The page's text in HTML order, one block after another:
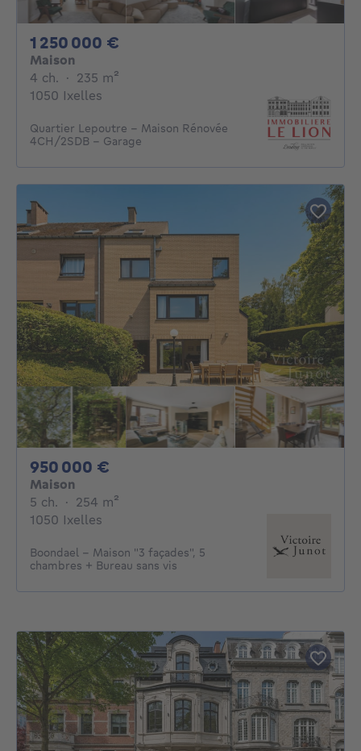
1 250 000 €
Maison
4 ch. 4 chambres
· 235 m²
1050 Ixelles
Quartier Lepoutre – Maison Rénovée
4CH/2SDB - Garage
950 000 €
Maison
5 ch. 5 chambres
· 254 m²
1050 Ixelles
Boondael - Maison "3 façades", 5
chambres + Bureau sans vis